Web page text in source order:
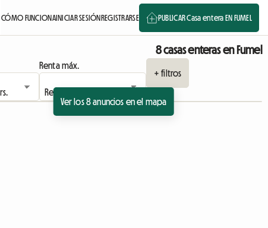
CÓMO FUNCIONAINICIAR SESIÓNREGISTRARSE PUBLICAR Casa entera EN FUMEL
8 casas enteras en Fumel
Renta máx.
+ filtros
Ver los 8 anuncios en el mapa